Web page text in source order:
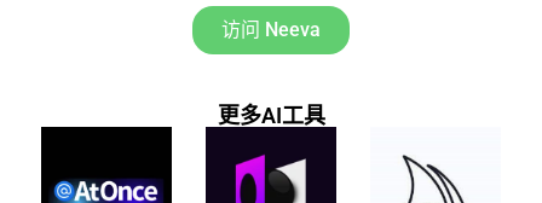
访问 Neeva
更多AI工具